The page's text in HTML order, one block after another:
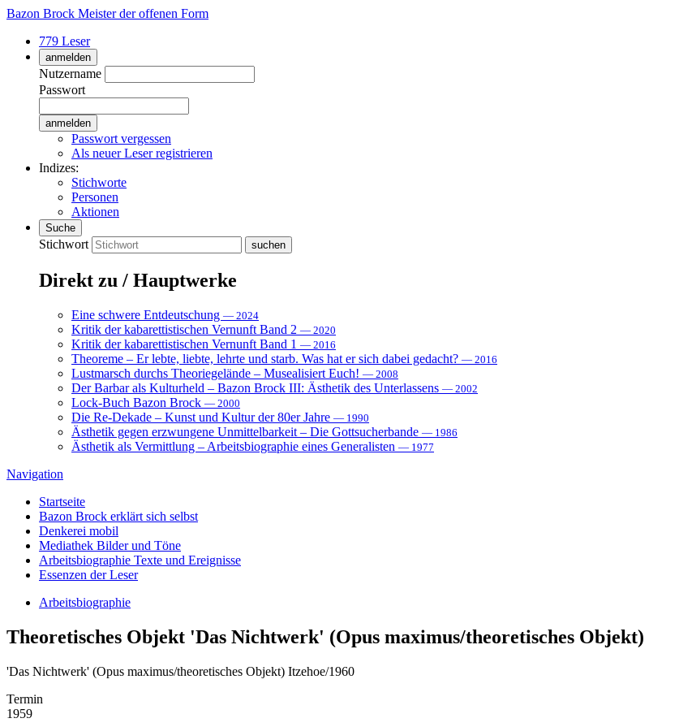
Bazon Brock Meister der offenen Form
779 Leser
anmelden
Nutzername
Passwort
Passwort vergessen
Als neuer Leser registrieren
Indizes:
Stichworte
Personen
Aktionen
Suche
Stichwort
Direkt zu / Hauptwerke
Eine schwere Entdeutschung — 2024
Kritik der kabarettistischen Vernunft Band 2 — 2020
Kritik der kabarettistischen Vernunft Band 1 — 2016
Theoreme – Er lebte, liebte, lehrte und starb. Was hat er sich dabei gedacht? — 2016
Lustmarsch durchs Theoriegelände – Musealisiert Euch! — 2008
Der Barbar als Kulturheld – Bazon Brock III: Ästhetik des Unterlassens — 2002
Lock-Buch Bazon Brock — 2000
Die Re-Dekade – Kunst und Kultur der 80er Jahre — 1990
Ästhetik gegen erzwungene Unmittelbarkeit – Die Gottsucherbande — 1986
Ästhetik als Vermittlung – Arbeitsbiographie eines Generalisten — 1977
Navigation
Startseite
Bazon Brock erklärt sich selbst
Denkerei mobil
Mediathek Bilder und Töne
Arbeitsbiographie Texte und Ereignisse
Essenzen der Leser
Arbeitsbiographie
Theoretisches Objekt 'Das Nichtwerk' (Opus maximus/theoretisches Objekt)
'Das Nichtwerk' (Opus maximus/theoretisches Objekt) Itzehoe/1960
Termin
1959